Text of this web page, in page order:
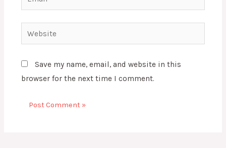
Website
Save my name, email, and website in this
browser for the next time I comment.